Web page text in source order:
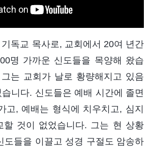
독교 목사로, 교회에서 20여 년간
명 가까운 신도들을 목양해 왔습
는 교회가 날로 황량해지고 있음
니다. 신도들은 예배 시간에 졸면
고, 예배는 형식에 치우치고, 심지
할 것이 없었습니다. 그는 현 상황
도들을 이끌고 성경 구절도 암송하